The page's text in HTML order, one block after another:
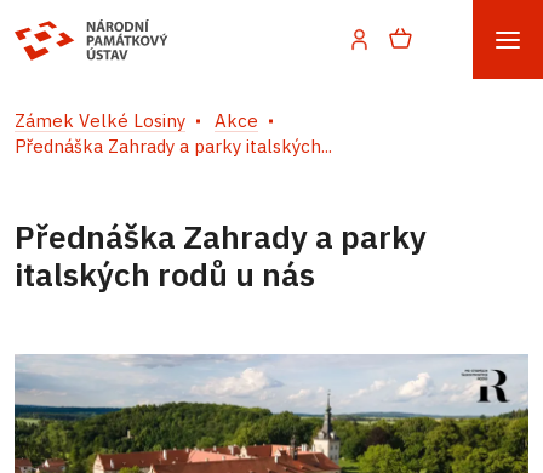
Zámek Velké Losiny
Akce
Přednáška Zahrady a parky italských...
Přednáška Zahrady a parky
italských rodů u nás